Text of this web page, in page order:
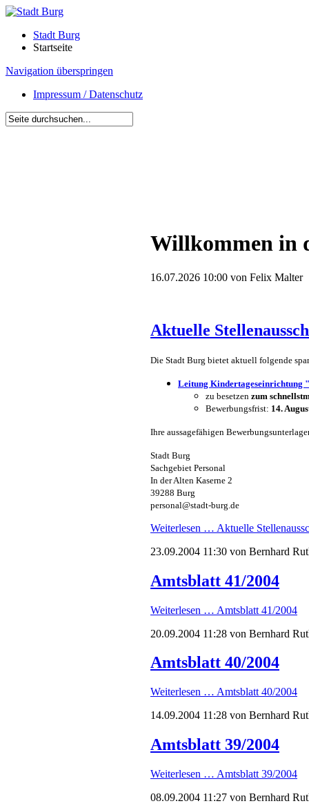
Stadt Burg
Startseite
Navigation überspringen
Impressum / Datenschutz
Willkommen in
16.07.2026 10:00 von Felix Malter
Aktuelle
Die Stadt Burg bietet aktuell folgende
Leitung Kindertageseinrichtung
zu besetzen zum
Bewerbungsfrist: 14.
Ihre aussagefähigen
Stadt Burg
Sachgebiet Personal
In der Alten Kaserne 2
39288 Burg
personal@stadt-burg.de
Weiterlesen … Aktuelle
23.09.2004 11:30 von Bernhard
Amtsblatt 41/2004
Weiterlesen … Amtsblatt 41/2004
20.09.2004 11:28 von Bernhard
Amtsblatt 40/2004
Weiterlesen … Amtsblatt 40/2004
14.09.2004 11:28 von Bernhard
Amtsblatt 39/2004
Weiterlesen … Amtsblatt 39/2004
08.09.2004 11:27 von Bernhard